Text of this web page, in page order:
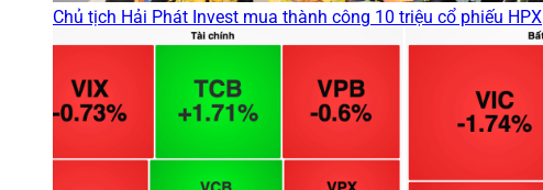
Chủ tịch Hải Phát Invest mua thành công 10 triệu cổ phiếu HPX